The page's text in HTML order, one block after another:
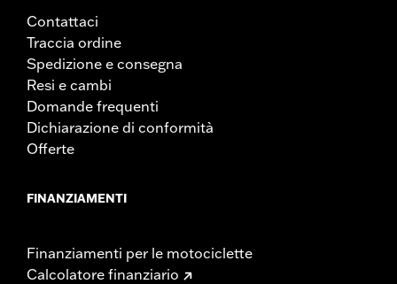
Contattaci
Traccia ordine
Spedizione e consegna
Resi e cambi
Domande frequenti
Dichiarazione di conformità
Offerte
FINANZIAMENTI
Finanziamenti per le motociclette
Calcolatore finanziario